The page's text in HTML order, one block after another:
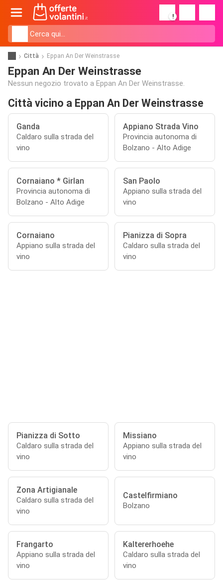
!
Città Eppan An Der Weinstrasse
Eppan An Der Weinstrasse
Nessun negozio trovato a Eppan An Der Weinstrasse.
Città vicino a Eppan An Der Weinstrasse
Ganda
Caldaro sulla strada del
vino
Appiano Strada Vino
Provincia autonoma di
Bolzano - Alto Adige
Cornaiano * Girlan
Provincia autonoma di
Bolzano - Alto Adige
San Paolo
Appiano sulla strada del
vino
Cornaiano
Appiano sulla strada del
vino
Pianizza di Sopra
Caldaro sulla strada del
vino
Pianizza di Sotto
Caldaro sulla strada del
vino
Missiano
Appiano sulla strada del
vino
Zona Artigianale
Caldaro sulla strada del
vino
Castelfirmiano
Bolzano
Frangarto
Appiano sulla strada del
vino
Kaltererhoehe
Caldaro sulla strada del
vino